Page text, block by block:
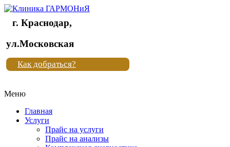
Клиника
"Новая
жизнь"
Клиника
жизнь"
г. Краснодар,
ул.Московская
Как добраться?
Меню
Главная
Услуги
Прайс на услуги
Прайс на анализы